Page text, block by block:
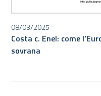
08/03/2025
Costa c. Enel: come
sovrana